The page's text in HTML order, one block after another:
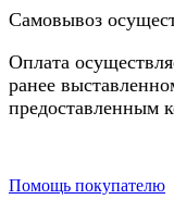
Самовывоз
Оплата
ранее
предоставленным
Помощь покупателю